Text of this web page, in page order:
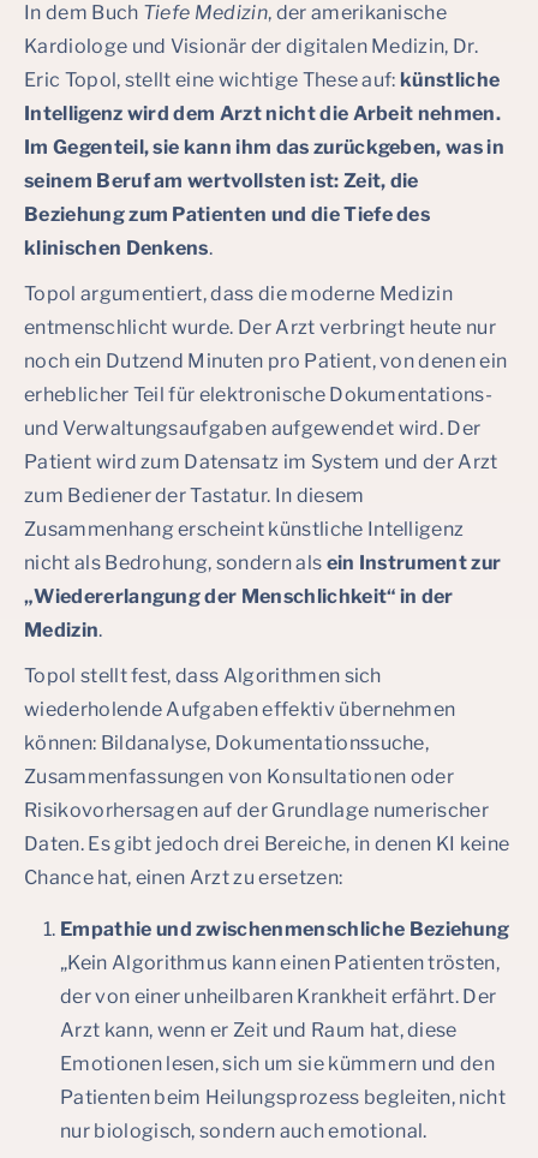
In dem Buch Tiefe Medizin, der amerikanische
Kardiologe und Visionär der digitalen Medizin, Dr.
Eric Topol, stellt eine wichtige These auf: künstliche
Intelligenz wird dem Arzt nicht die Arbeit nehmen.
Im Gegenteil, sie kann ihm das zurückgeben, was in
seinem Beruf am wertvollsten ist: Zeit, die
Beziehung zum Patienten und die Tiefe des
klinischen Denkens.
Topol argumentiert, dass die moderne Medizin
entmenschlicht wurde. Der Arzt verbringt heute nur
noch ein Dutzend Minuten pro Patient, von denen ein
erheblicher Teil für elektronische Dokumentations-
und Verwaltungsaufgaben aufgewendet wird. Der
Patient wird zum Datensatz im System und der Arzt
zum Bediener der Tastatur. In diesem
Zusammenhang erscheint künstliche Intelligenz
nicht als Bedrohung, sondern als ein Instrument zur
„Wiedererlangung der Menschlichkeit“ in der
Medizin.
Topol stellt fest, dass Algorithmen sich
wiederholende Aufgaben effektiv übernehmen
können: Bildanalyse, Dokumentationssuche,
Zusammenfassungen von Konsultationen oder
Risikovorhersagen auf der Grundlage numerischer
Daten. Es gibt jedoch drei Bereiche, in denen KI keine
Chance hat, einen Arzt zu ersetzen:
Empathie und zwischenmenschliche Beziehung
„Kein Algorithmus kann einen Patienten trösten,
der von einer unheilbaren Krankheit erfährt. Der
Arzt kann, wenn er Zeit und Raum hat, diese
Emotionen lesen, sich um sie kümmern und den
Patienten beim Heilungsprozess begleiten, nicht
nur biologisch, sondern auch emotional.